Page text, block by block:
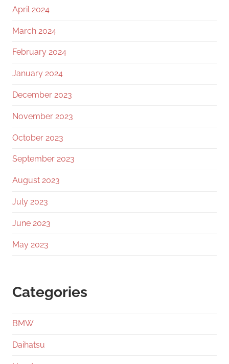
April 2024
March 2024
February 2024
January 2024
December 2023
November 2023
October 2023
September 2023
August 2023
July 2023
June 2023
May 2023
Categories
BMW
Daihatsu